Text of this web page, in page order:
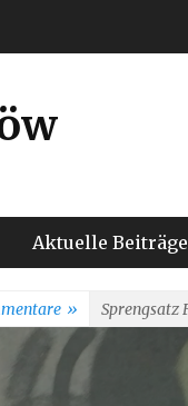
Aktuelle Beiträge
» Sprengsatz